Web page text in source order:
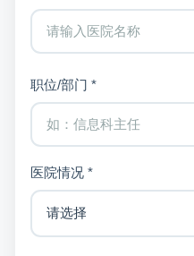
职位/部门 *
医院情况 *